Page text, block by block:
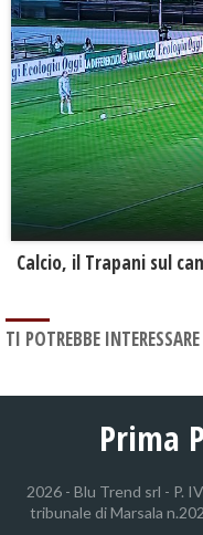
Calcio, il Trapani sul
TI POTREBBE INTERESSARE
Prima
2026 - Blu Trend srl - P.
tribunale di Marsala